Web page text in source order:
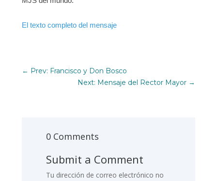
El texto completo del mensaje
← Prev: Francisco y Don Bosco
Next: Mensaje del Rector Mayor →
0 Comments
Submit a Comment
Tu dirección de correo electrónico no